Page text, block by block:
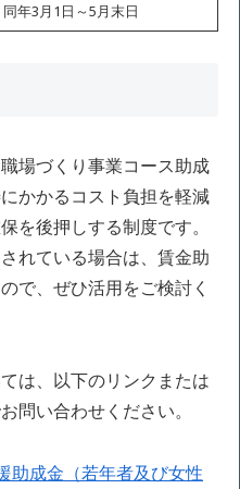
同年3月1日～5月末日
場づくり事業コース助成
かかるコスト負担を軽減
を後押しする制度です。
れている場合は、賃金助
で、ぜひ活用をご検討く
は、以下のリンクまたは
問い合わせください。
助成金（若年者及び女性